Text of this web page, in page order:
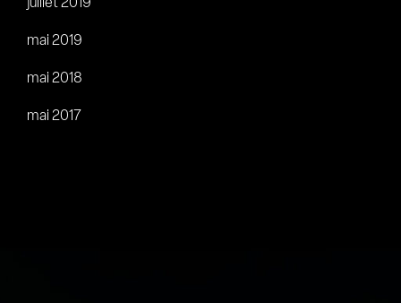
juillet 2019
mai 2019
mai 2018
mai 2017